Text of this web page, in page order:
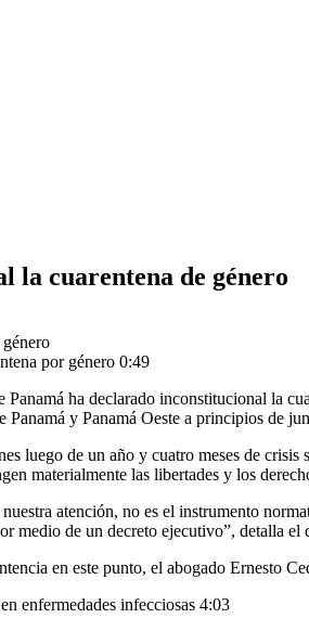
la cuarentena de género
por género 0:49
ha declarado inconstitucional la
Panamá y Panamá Oeste a principios de
luego de un año y cuatro meses de
materialmente las libertades y los
atención, no es el instrumento
medio de un decreto ejecutivo”, detalla el
en este punto, el abogado Ernesto
enfermedades infecciosas 4:03